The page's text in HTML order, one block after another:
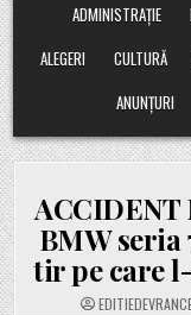
ADMINISTRAȚIE
ALEGERI
CULTURĂ
ANUNȚURI
ACCIDENT
BMW seria
tir pe care